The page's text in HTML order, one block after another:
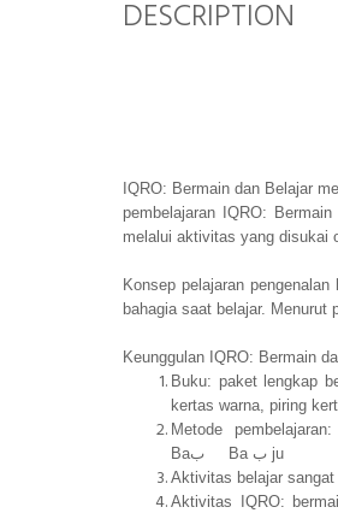
DESCRIPTION
IQRO: Bermain dan Belajar
pembelajaran IQRO:
melalui aktivitas yang disukai
Konsep pelajaran
bahagia saat belajar.
Keunggulan IQRO: Bermain
Buku: paket lengkap
kertas warna, piring
Metode
Baب Ba ب ju
Aktivitas belajar
Aktivitas IQRO: